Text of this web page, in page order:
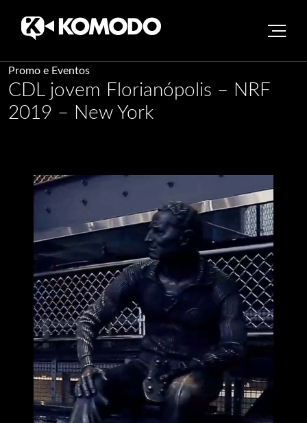
Skip
to
content
Promo e Eventos
CDL jovem Florianópolis – NRF
2019 – New York